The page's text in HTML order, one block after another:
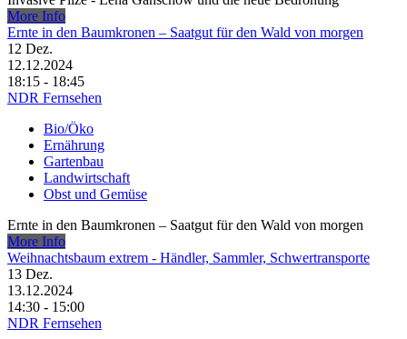
More Info
Ernte in den Baumkronen – Saatgut für den Wald von morgen
12 Dez.
12.12.2024
18:15 - 18:45
NDR Fernsehen
Bio/Öko
Ernährung
Gartenbau
Landwirtschaft
Obst und Gemüse
Ernte in den Baumkronen – Saatgut für den Wald von morgen
More Info
Weihnachtsbaum extrem - Händler, Sammler, Schwertransporte
13 Dez.
13.12.2024
14:30 - 15:00
NDR Fernsehen